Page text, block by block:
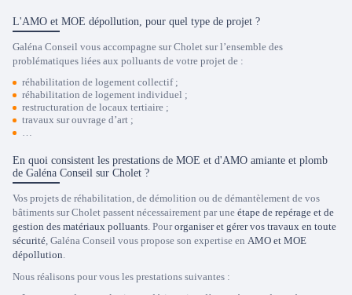
L'AMO et MOE dépollution, pour quel type de projet ?
Galéna Conseil vous accompagne sur Cholet sur l’ensemble des
problématiques liées aux polluants de votre projet de :
réhabilitation de logement collectif ;
réhabilitation de logement individuel ;
restructuration de locaux tertiaire ;
travaux sur ouvrage d’art ;
…
En quoi consistent les prestations de MOE et d'AMO amiante et plomb
de Galéna Conseil sur Cholet ?
Vos projets de réhabilitation, de démolition ou de démantèlement de vos
bâtiments sur Cholet passent nécessairement par une étape de repérage et de
gestion des matériaux polluants. Pourorganiser et gérer vos travaux en toute
sécurité, Galéna Conseil vous propose son expertise en AMO et MOE
dépollution.
Nous réalisons pour vous les prestations suivantes :